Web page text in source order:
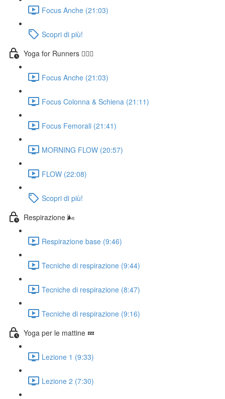
Focus Anche (21:03)
Scopri di più!
Yoga for Runners 🏃🏼‍♀️
Focus Anche (21:03)
Focus Colonna & Schiena (21:11)
Focus Femorali (21:41)
MORNING FLOW (20:57)
FLOW (22:08)
Scopri di più!
Respirazione 🌬️
Respirazione base (9:46)
Tecniche di respirazione (9:44)
Tecniche di respirazione (8:47)
Tecniche di respirazione (9:16)
Yoga per le mattine 💤
Lezione 1 (9:33)
Lezione 2 (7:30)